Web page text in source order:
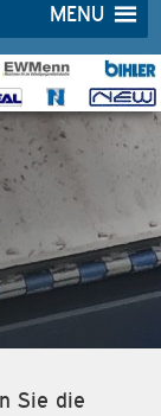
MENU
Sie die